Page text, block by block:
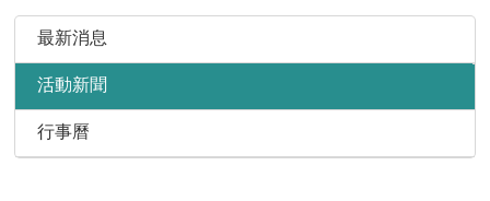
最新消息
活動新聞
行事曆